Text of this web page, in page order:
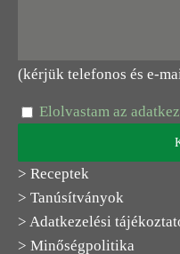
(kérjük telefonos és e-
Elolvastam az
> Receptek
> Tanúsítványok
> Adatkezelési
> Minőségpolitika